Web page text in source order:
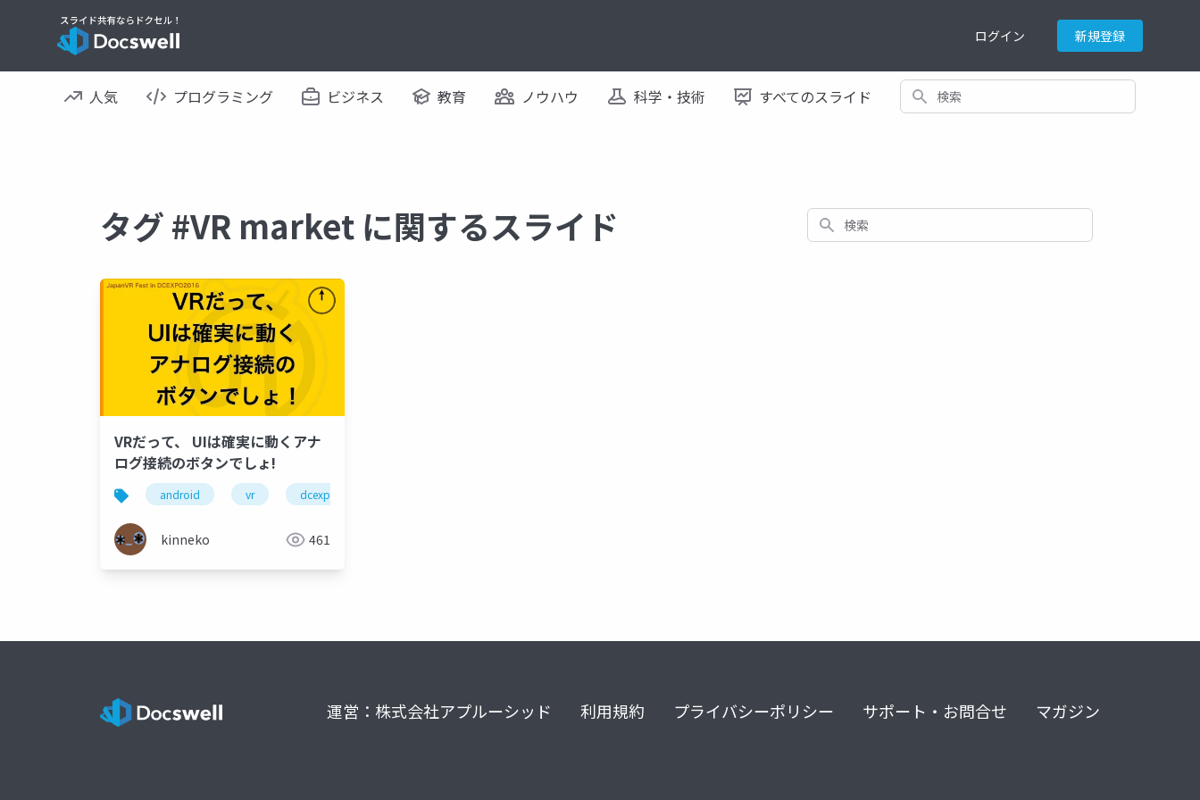
ログイン 新規登録
人気 プログラミング ビジネス 教育 ノウハウ 科学・技術 すべてのスライド 検索
タグ #VR market に関するスライド 検索
VRだって、 UIは確実に動くアナ
ログ接続のボタンでしょ!
android vr dcexpo
kinneko 461
運営：株式会社アプルーシッド 利用規約 プライバシーポリシー サポート・お問合せ マガジン